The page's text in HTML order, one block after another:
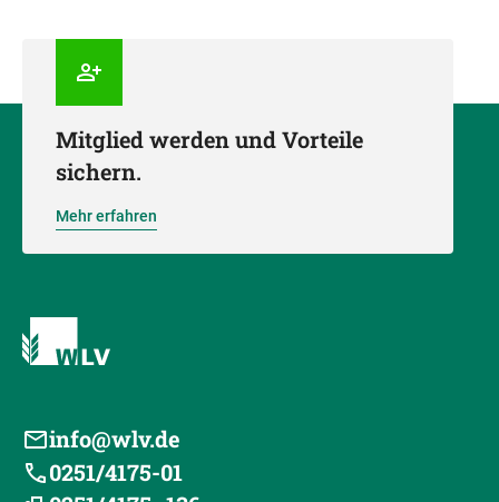
Mitglied werden und Vorteile
sichern.
Mehr erfahren
info@wlv.de
0251/4175-01